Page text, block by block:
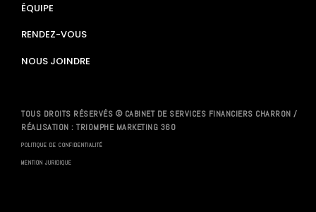
ÉQUIPE
RENDEZ-VOUS
NOUS JOINDRE
TOUS DROITS RÉSERVÉS © CABINET DE SERVICES FINANCIERS CHARRON /
RÉALISATION : TRIOMPHE MARKETING 360
POLITIQUE DE CONFIDENTIALITÉ
MENTION JURIDIQUE